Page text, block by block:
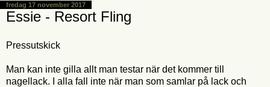
fredag 17 november 2017
Essie - Resort Fling
Pressutskick
Man kan inte gilla allt man testar när det kommer till
nagellack. I alla fall inte när man som samlar på lack och